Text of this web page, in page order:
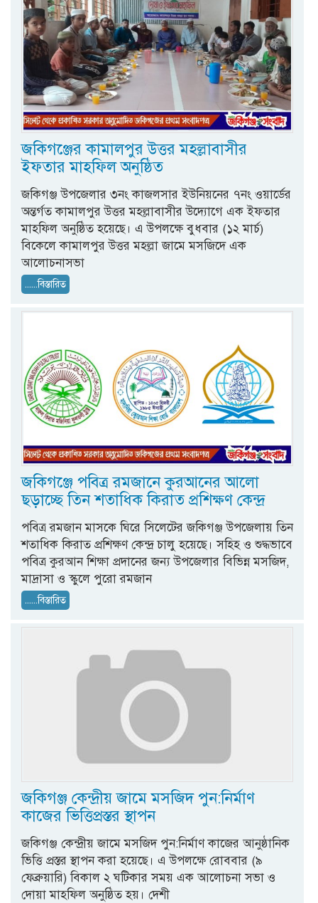
জকিগঞ্জের কামালপুর উত্তর মহল্লাবাসীর
ইফতার মাহফিল অনুষ্ঠিত
জকিগঞ্জ উপজেলার ৩নং কাজলসার ইউনিয়নের ৭নং ওয়ার্ডের
অন্তর্গত কামালপুর উত্তর মহল্লাবাসীর উদ্যোগে এক ইফতার
মাহফিল অনুষ্ঠিত হয়েছে। এ উপলক্ষে বুধবার (১২ মার্চ)
বিকেলে কামালপুর উত্তর মহল্লা জামে মসজিদে এক
আলোচনাসভা
......বিস্তারিত
জকিগঞ্জে পবিত্র রমজানে কুরআনের আলো
ছড়াচ্ছে তিন শতাধিক কিরাত প্রশিক্ষণ কেন্দ্র
পবিত্র রমজান মাসকে ঘিরে সিলেটের জকিগঞ্জ উপজেলায় তিন
শতাধিক কিরাত প্রশিক্ষণ কেন্দ্র চালু হয়েছে। সহিহ ও শুদ্ধভাবে
পবিত্র কুরআন শিক্ষা প্রদানের জন্য উপজেলার বিভিন্ন মসজিদ,
মাদ্রাসা ও স্কুলে পুরো রমজান
......বিস্তারিত
জকিগঞ্জ কেন্দ্রীয় জামে মসজিদ পুন:নির্মাণ
কাজের ভিত্তিপ্রস্তর স্থাপন
জকিগঞ্জ কেন্দ্রীয় জামে মসজিদ পুন:নির্মাণ কাজের আনুষ্ঠানিক
ভিত্তি প্রস্তর স্থাপন করা হয়েছে। এ উপলক্ষে রোববার (৯
ফেব্রুয়ারি) বিকাল ২ ঘটিকার সময় এক আলোচনা সভা ও
দোয়া মাহফিল অনুষ্ঠিত হয়। দেশী